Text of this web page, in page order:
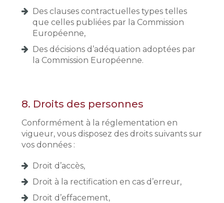
Des clauses contractuelles types telles
que celles publiées par la Commission
Européenne,
Des décisions d’adéquation adoptées par
la Commission Européenne.
8. Droits des personnes
Conformément à la réglementation en
vigueur, vous disposez des droits suivants sur
vos données :
Droit d’accès,
Droit à la rectification en cas d’erreur,
Droit d’effacement,